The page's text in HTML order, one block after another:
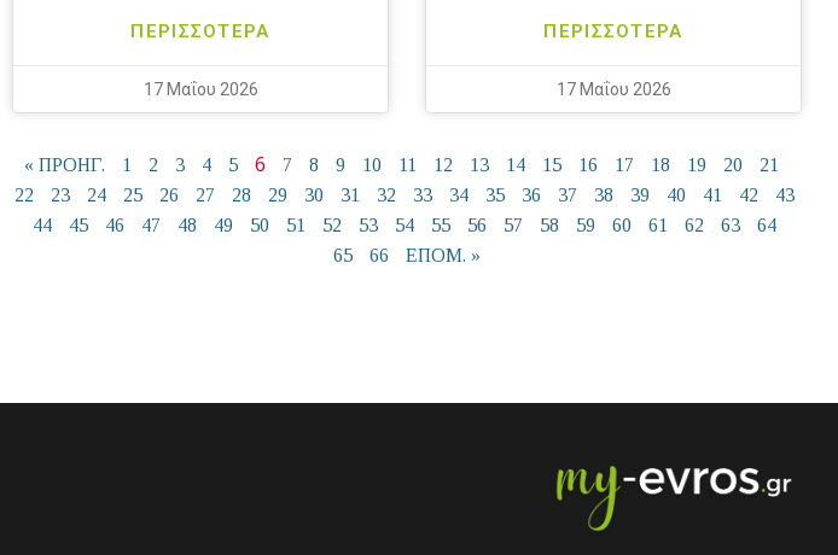
ΠΕΡΙΣΣΟΤΕΡΑ
17 Μαΐου 2026
ΠΕΡΙΣΣΟΤΕΡΑ
17 Μαΐου 2026
« ΠΡΟΗΓ. 1 2 3 4 5 6 7 8 9 10 11 12 13 14 15 16 17 18 19 20
21
22
23 24 25 26 27 28 29 30 31 32 33 34 35 36 37 38 39 40 41 42
43
44
45 46 47 48 49 50 51 52 53 54 55 56 57 58 59 60 61 62 63
64
65
66 ΕΠΟΜ. »